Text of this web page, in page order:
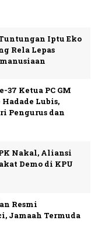
Iptu Eko
Rela Lepas
37 Ketua PC GM
Hadade Lubis,
Pengurus dan
Nakal, Aliansi
Demo di KPU
Resmi
Jamaah Termuda